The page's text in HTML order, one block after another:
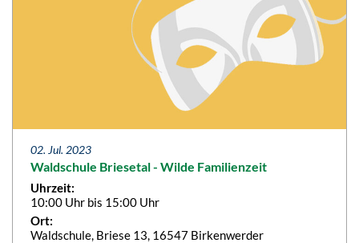
02. Jul. 2023
Waldschule Briesetal - Wilde Familienzeit
Uhrzeit:
10:00 Uhr bis 15:00 Uhr
Ort:
Waldschule, Briese 13, 16547 Birkenwerder